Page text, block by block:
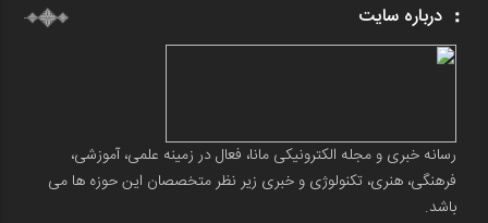
درباره سایت
رسانه خبری و مجله الکترونیکی مانا، فعال در زمینه علمی، آموزشی،
فرهنگی، هنری، تکنولوژی و خبری زیر نظر متخصصان این حوزه ها می
باشد.